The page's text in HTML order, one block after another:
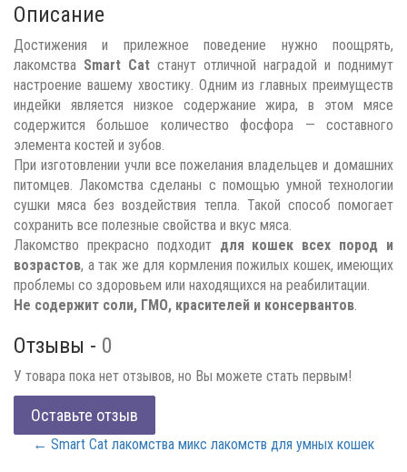
Описание
Достижения и прилежное поведение нужно поощрять,
лакомства Smart Cat станут отличной наградой и поднимут
настроение вашему хвостику. Одним из главных преимуществ
индейки является низкое содержание жира, в этом мясе
содержится большое количество фосфора — составного
элемента костей и зубов.
При изготовлении учли все пожелания владельцев и домашних
питомцев. Лакомства сделаны с помощью умной технологии
сушки мяса без воздействия тепла. Такой способ помогает
сохранить все полезные свойства и вкус мяса.
Лакомство прекрасно подходит для кошек всех пород и
возрастов, а так же для кормления пожилых кошек, имеющих
проблемы со здоровьем или находящихся на реабилитации.
Не содержит соли, ГМО, красителей и консервантов
Отзывы - 0
У товара пока нет отзывов, но Вы можете стать первым!
Оставьте отзыв
← Smart Cat лакомства микс лакомств для умных кошек